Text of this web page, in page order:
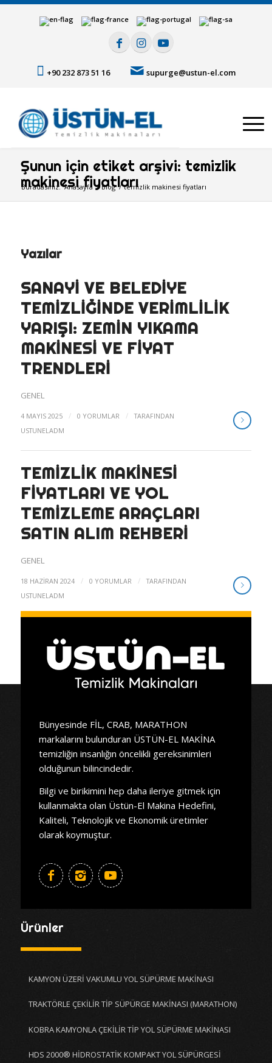
+90 232 873 51 16 supurge@ustun-el.com
Şunun için etiket arşivi: temizlik
makinesi fiyatları
Buradasınız: Anasayfa / Blog / temizlik makinesi fiyatları
Yazılar
SANAYI VE BELEDIYE
TEMIZLIĞINDE VERIMLILIK
YARIŞI: ZEMIN YIKAMA
MAKINESI VE FIYAT
TRENDLERI
GENEL
4 MAYIS 2025 / 0 YORUMLAR /
TARAFINDAN
USTUNELADM
TEMIZLIK MAKINESI
FIYATLARI VE YOL
TEMIZLEME ARAÇLARI
SATIN ALIM REHBERI
GENEL
18 HAZIRAN 2024 / 0 YORUMLAR /
TARAFINDAN
USTUNELADM
Bünyesinde FİL, CRAB, MARATHON
markalarını bulunduran ÜSTÜN-EL MAKİNA
temizliğin insanlığın öncelikli gereksinimleri
olduğunun bilincindedir.
Bilgi ve birikimini hep daha ileriye gitmek için
kullanmakta olan Üstün-El Makina Hedefini,
Kaliteli, Teknolojik ve Ekonomik üretimler
olarak koymuştur.
Ürünler
KAMYON ÜZERİ VAKUMLU YOL SÜPÜRME MAKİNASI
TRAKTÖRLE ÇEKİLİR TİP SÜPÜRGE MAKİNASI (MARATHON)
KOBRA KAMYONLA ÇEKİLİR TİP YOL SÜPÜRME MAKİNASI
HDS 2000® HİDROSTATİK KOMPAKT YOL SÜPÜRGESİ